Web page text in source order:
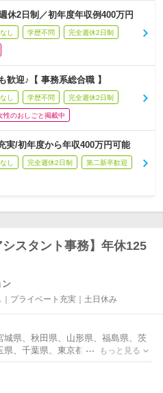
休2日制／初年度年収例400万円
し 学歴不問 完全週休2日制
迎♪【 事務系総合職 】
し 学歴不問 完全週休2日制
性のおしごと掲載中
/初年度から年収400万円可能
し 完全週休2日制 第二新卒歓迎
スタント事務】年休125
ン
プライベート充実｜土日休み
県、秋田県、山形県、福島県、茨
、千葉県、東京都、神奈川県、富
、山梨県、長野県、岐阜県、静岡
京都府、大阪府、兵庫県、奈良
、岡山県、広島県、山口県、徳島
もっと見る